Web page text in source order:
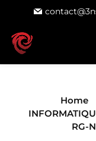
Home
RG-